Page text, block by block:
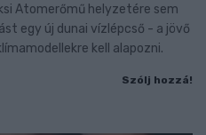
Atomerőmű helyzetére sem
egy új dunai vízlépcső - a jövő
kell alapozni.
Szólj hozzá!